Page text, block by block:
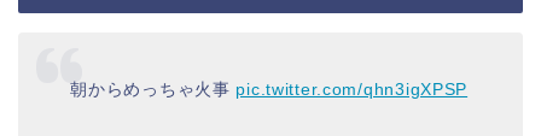
朝からめっちゃ火事 pic.twitter.com/qhn3igXPSP